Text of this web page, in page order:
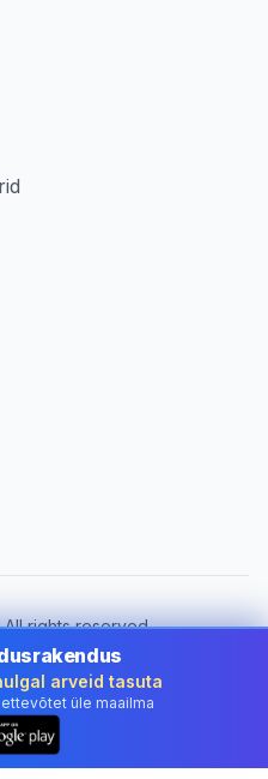
rights reserved.
Estonia
arveid tasuta
ettevõtet üle maailma